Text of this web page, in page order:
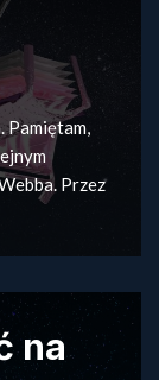
Pamiętam,
Przez
na